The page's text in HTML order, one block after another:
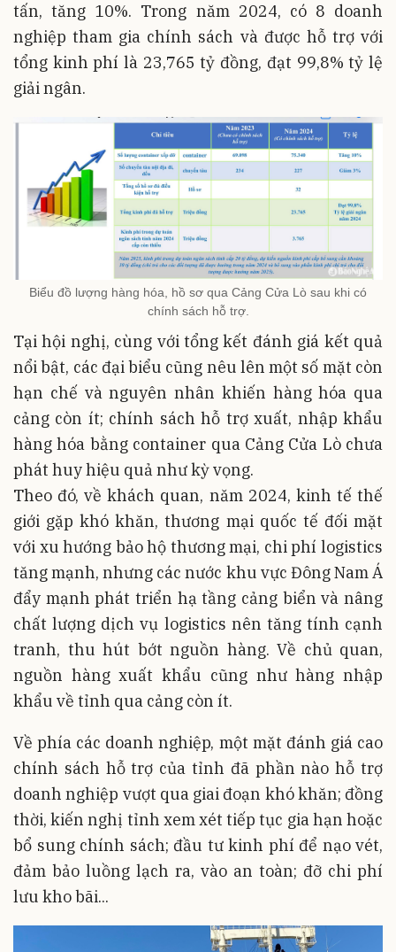
tấn, tăng 10%. Trong năm 2024, có 8 doanh
nghiệp tham gia chính sách và được hỗ trợ với
tổng kinh phí là 23,765 tỷ đồng, đạt 99,8% tỷ lệ
giải ngân.
Biểu đồ lượng hàng hóa, hồ sơ qua Cảng Cửa Lò sau khi có
chính sách hỗ trợ.
Tại hội nghị, cùng với tổng kết đánh giá kết quả
nổi bật, các đại biểu cũng nêu lên một số mặt còn
hạn chế và nguyên nhân khiến hàng hóa qua
cảng còn ít; chính sách hỗ trợ xuất, nhập khẩu
hàng hóa bằng container qua Cảng Cửa Lò chưa
phát huy hiệu quả như kỳ vọng.
Theo đó, về khách quan, năm 2024, kinh tế thế
giới gặp khó khăn, thương mại quốc tế đối mặt
với xu hướng bảo hộ thương mại, chi phí logistics
tăng mạnh, nhưng các nước khu vực Đông Nam Á
đẩy mạnh phát triển hạ tầng cảng biển và nâng
chất lượng dịch vụ logistics nên tăng tính cạnh
tranh, thu hút bớt nguồn hàng. Về chủ quan,
nguồn hàng xuất khẩu cũng như hàng nhập
khẩu về tỉnh qua cảng còn ít.
Về phía các doanh nghiệp, một mặt đánh giá cao
chính sách hỗ trợ của tỉnh đã phần nào hỗ trợ
doanh nghiệp vượt qua giai đoạn khó khăn; đồng
thời, kiến nghị tỉnh xem xét tiếp tục gia hạn hoặc
bổ sung chính sách; đầu tư kinh phí để nạo vét,
đảm bảo luồng lạch ra, vào an toàn; đỡ chi phí
lưu kho bãi...